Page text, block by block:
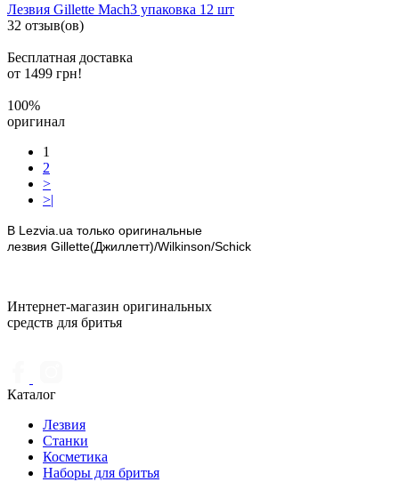
Лезвия Gillette Mach3 упаковка 12 шт
32 отзыв(ов)
Бесплатная доставка
от 1499 грн!
100%
оригинал
1
2
>
>|
В Lezvia.ua только оригинальные
лезвия Gillette(Джиллетт)/Wilkinson/Schick
Интернет-магазин оригинальных
средств для бритья
Каталог
Лезвия
Станки
Косметика
Наборы для бритья